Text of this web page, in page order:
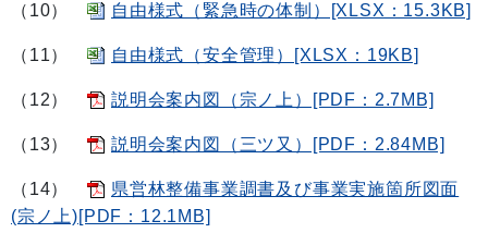
（10） 自由様式（緊急時の体制）[XLSX：15.3KB]
（11） 自由様式（安全管理）[XLSX：19KB]
（12） 説明会案内図（宗ノ上）[PDF：2.7MB]
（13） 説明会案内図（三ツ又）[PDF：2.84MB]
（14）
県営林整備事業調書及び事業実施箇所図面
(宗ノ上)[PDF：12.1MB]